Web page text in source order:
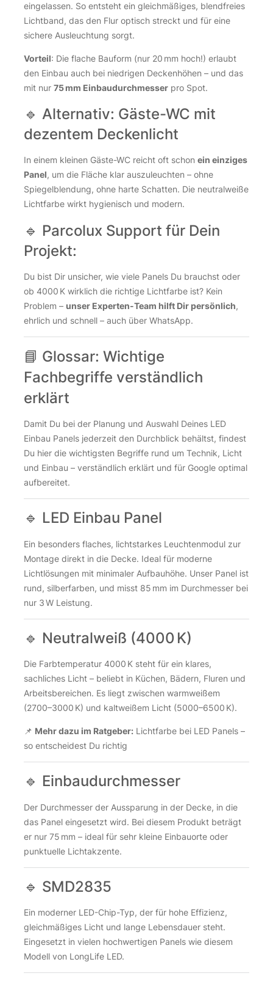
eingelassen. So entsteht ein gleichmäßiges, blendfreies
Lichtband, das den Flur optisch streckt und für eine
sichere Ausleuchtung sorgt.
Vorteil: Die flache Bauform (nur 20 mm hoch!) erlaubt
den Einbau auch bei niedrigen Deckenhöhen – und das
mit nur 75 mm Einbaudurchmesser pro Spot.
🔹 Alternativ: Gäste-WC mit
dezentem Deckenlicht
In einem kleinen Gäste-WC reicht oft schon ein einziges
Panel, um die Fläche klar auszuleuchten – ohne
Spiegelblendung, ohne harte Schatten. Die neutralweiße
Lichtfarbe wirkt hygienisch und modern.
🔹 Parcolux Support für Dein
Projekt:
Du bist Dir unsicher, wie viele Panels Du brauchst oder
ob 4000 K wirklich die richtige Lichtfarbe ist? Kein
Problem – unser Experten-Team hilft Dir persönlich,
ehrlich und schnell – auch über WhatsApp.
📘 Glossar: Wichtige
Fachbegriffe verständlich
erklärt
Damit Du bei der Planung und Auswahl Deines LED
Einbau Panels jederzeit den Durchblick behältst, findest
Du hier die wichtigsten Begriffe rund um Technik, Licht
und Einbau – verständlich erklärt und für Google optimal
aufbereitet.
🔹 LED Einbau Panel
Ein besonders flaches, lichtstarkes Leuchtenmodul zur
Montage direkt in die Decke. Ideal für moderne
Lichtlösungen mit minimaler Aufbauhöhe. Unser Panel ist
rund, silberfarben, und misst 85 mm im Durchmesser bei
nur 3 W Leistung.
🔹 Neutralweiß (4000 K)
Die Farbtemperatur 4000 K steht für ein klares,
sachliches Licht – beliebt in Küchen, Bädern, Fluren und
Arbeitsbereichen. Es liegt zwischen warmweißem
(2700–3000 K) und kaltweißem Licht (5000–6500 K).
📌 Mehr dazu im Ratgeber: Lichtfarbe bei LED Panels –
so entscheidest Du richtig
🔹 Einbaudurchmesser
Der Durchmesser der Aussparung in der Decke, in die
das Panel eingesetzt wird. Bei diesem Produkt beträgt
er nur 75 mm – ideal für sehr kleine Einbauorte oder
punktuelle Lichtakzente.
🔹 SMD2835
Ein moderner LED-Chip-Typ, der für hohe Effizienz,
gleichmäßiges Licht und lange Lebensdauer steht.
Eingesetzt in vielen hochwertigen Panels wie diesem
Modell von LongLife LED.